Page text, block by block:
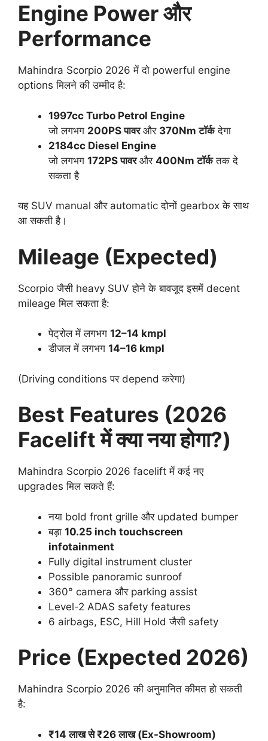
Engine Power और
Performance
Mahindra Scorpio 2026 में दो powerful engine
options मिलने की उम्मीद है:
1997cc Turbo Petrol Engine
जो लगभग 200PS पावरऔर 370Nm टॉर्कदेगा
2184cc Diesel Engine
जो लगभग 172PS पावरऔर 400Nm टॉर्कतक दे
सकता है
यह SUV manual और automatic दोनों gearbox के साथ
आ सकती है।
Mileage (Expected)
Scorpio जैसी heavy SUV होने के बावजूद इसमें decent
mileage मिल सकता है:
पेट्रोल में लगभग 12–14 kmpl
डीजल में लगभग 14–16 kmpl
(Driving conditions पर depend करेगा)
Best Features (2026
Facelift में क्या नया होगा?)
Mahindra Scorpio 2026 facelift में कई नए
upgrades मिल सकते हैं:
नया bold front grille और updated bumper
बड़ा 10.25 inch touchscreen
infotainment
Fully digital instrument cluster
Possible panoramic sunroof
360° camera और parking assist
Level-2 ADAS safety features
6 airbags, ESC, Hill Hold जैसी safety
Price (Expected 2026)
Mahindra Scorpio 2026 की अनुमानित कीमत हो सकती
है:
₹14 लाख से ₹26 लाख (Ex-Showroom)